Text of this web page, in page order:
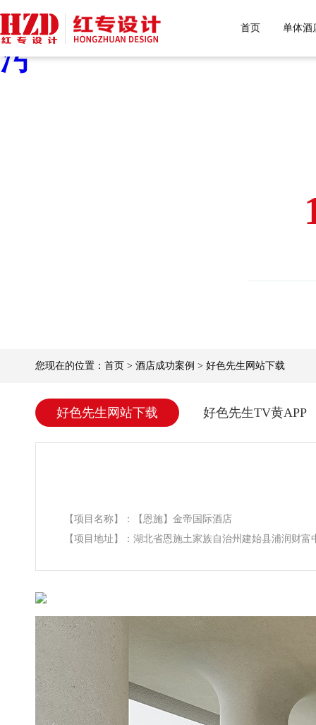
好色先生污下载,好色
污
首页 单体酒
您现在的位置： 首页 > 酒店成功案例 > 好色先生网站下载
好色先生网站下载 好色先生TV黄APP
【项目名称】：【恩施】金帝国际酒店
【项目地址】：湖北省恩施土家族自治州建始县浦润财富